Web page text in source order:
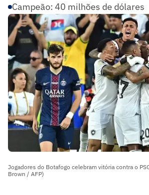
Campeão: 40 milhões de dólares
Jogadores do Botafogo celebram vitória contra o
Brown / AFP)